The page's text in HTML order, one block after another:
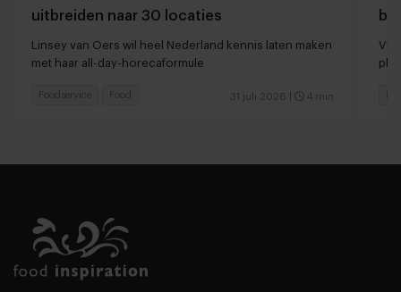
uitbreiden naar 30 locaties
Linsey van Oers wil heel Nederland kennis laten maken
met haar all-day-horecaformule
31 juli 2026 4 min
Foodservice Food